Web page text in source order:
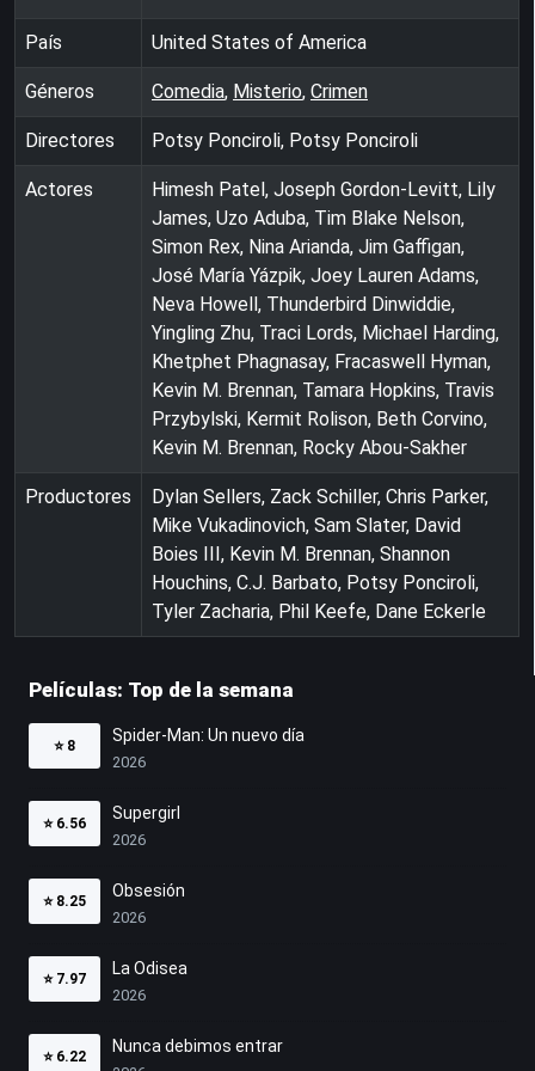
País United States of America
Géneros Comedia, Misterio, Crimen
Directores Potsy Ponciroli, Potsy Ponciroli
Actores
Himesh Patel, Joseph Gordon-Levitt, Lily
James, Uzo Aduba, Tim Blake Nelson,
Simon Rex, Nina Arianda, Jim Gaffigan,
José María Yázpik, Joey Lauren Adams,
Neva Howell, Thunderbird Dinwiddie,
Yingling Zhu, Traci Lords, Michael Harding,
Khetphet Phagnasay, Fracaswell Hyman,
Kevin M. Brennan, Tamara Hopkins, Travis
Przybylski, Kermit Rolison, Beth Corvino,
Kevin M. Brennan, Rocky Abou-Sakher
Productores
Dylan Sellers, Zack Schiller, Chris Parker,
Mike Vukadinovich, Sam Slater, David
Boies III, Kevin M. Brennan, Shannon
Houchins, C.J. Barbato, Potsy Ponciroli,
Tyler Zacharia, Phil Keefe, Dane Eckerle
Películas: Top de la semana
⭐ 8
Spider-Man: Un nuevo día
2026
⭐ 6.56
Supergirl
2026
⭐ 8.25
Obsesión
2026
⭐ 7.97
La Odisea
2026
⭐ 6.22
Nunca debimos entrar